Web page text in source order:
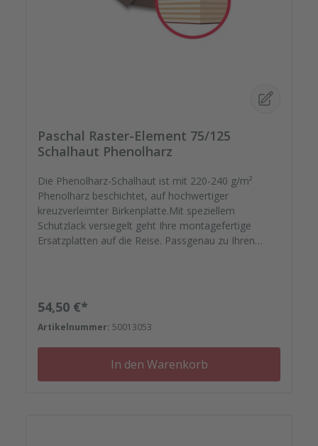
Paschal Raster-Element 75/125
Schalhaut Phenolharz
Die Phenolharz-Schalhaut ist mit 220-240 g/m²
Phenolharz beschichtet, auf hochwertiger
kreuzverleimter Birkenplatte.Mit speziellem
Schutzlack versiegelt geht Ihre montagefertige
Ersatzplatten auf die Reise. Passgenau zu Ihren
Nieten, Schrauben, Kunststoffeinsätzen bis zu
Reparaturplättchen.
Regulärer Preis:
54,50 €*
Artikelnummer: 50013053
In den Warenkorb